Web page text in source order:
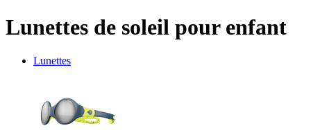
Lunettes de soleil pour enfant
Lunettes